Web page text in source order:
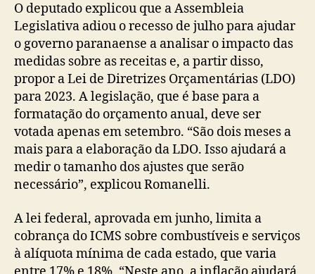
O deputado explicou que a Assembleia
Legislativa adiou o recesso de julho para ajudar
o governo paranaense a analisar o impacto das
medidas sobre as receitas e, a partir disso,
propor a Lei de Diretrizes Orçamentárias (LDO)
para 2023. A legislação, que é base para a
formatação do orçamento anual, deve ser
votada apenas em setembro. “São dois meses a
mais para a elaboração da LDO. Isso ajudará a
medir o tamanho dos ajustes que serão
necessário”, explicou Romanelli.
A lei federal, aprovada em junho, limita a
cobrança do ICMS sobre combustíveis e serviços
à alíquota mínima de cada estado, que varia